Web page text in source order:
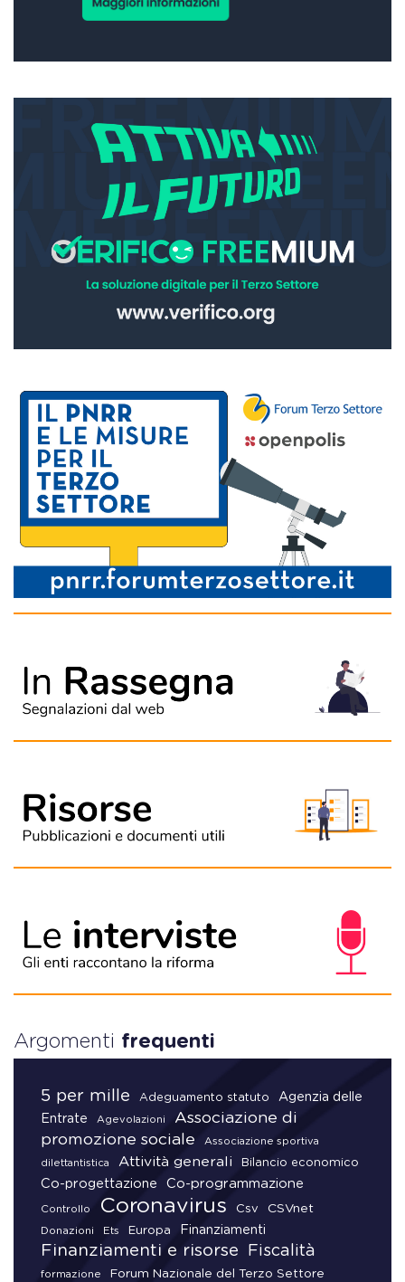
Argomenti frequenti
5 per mille Adeguamento statuto
Agenzia delle
Entrate
Agevolazioni
Associazione di
promozione sociale
Associazione sportiva
dilettantistica Attività generali Bilancio economico
Co-progettazione Co-programmazione
Controllo Coronavirus Csv CSVnet
Donazioni Ets Europa Finanziamenti
Finanziamenti e risorse Fiscalità
formazione Forum Nazionale del Terzo Settore